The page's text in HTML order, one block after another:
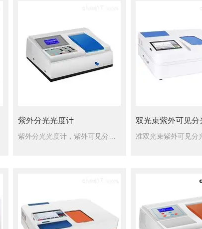
并结合联机软件可做光谱扫描、动力学测量、DNA蛋白质分析
紫外分光光度计 双光束紫外可见分